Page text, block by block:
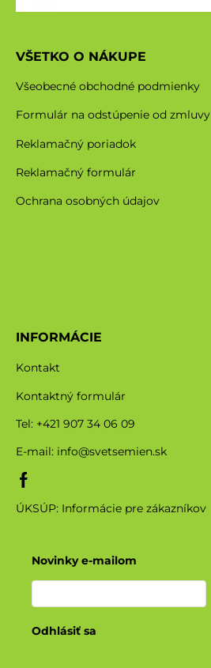
VŠETKO O NÁKUPE
Všeobecné obchodné podmienky
Formulár na odstúpenie od zmluvy
Reklamačný poriadok
Reklamačný formulár
Ochrana osobných údajov
INFORMÁCIE
Kontakt
Kontaktný formulár
Tel: +421 907 34 06 09
E-mail: info@svetsemien.sk
ÚKSÚP: Informácie pre zákazníkov
Novinky e-mailom
Odhlásiť sa